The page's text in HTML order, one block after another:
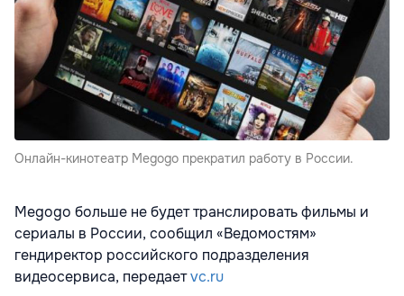
Онлайн-кинотеатр Megogo прекратил работу в России.
Megogo больше не будет транслировать фильмы и
сериалы в России, сообщил «Ведомостям»
гендиректор российского подразделения
видеосервиса, передаетvc.ru